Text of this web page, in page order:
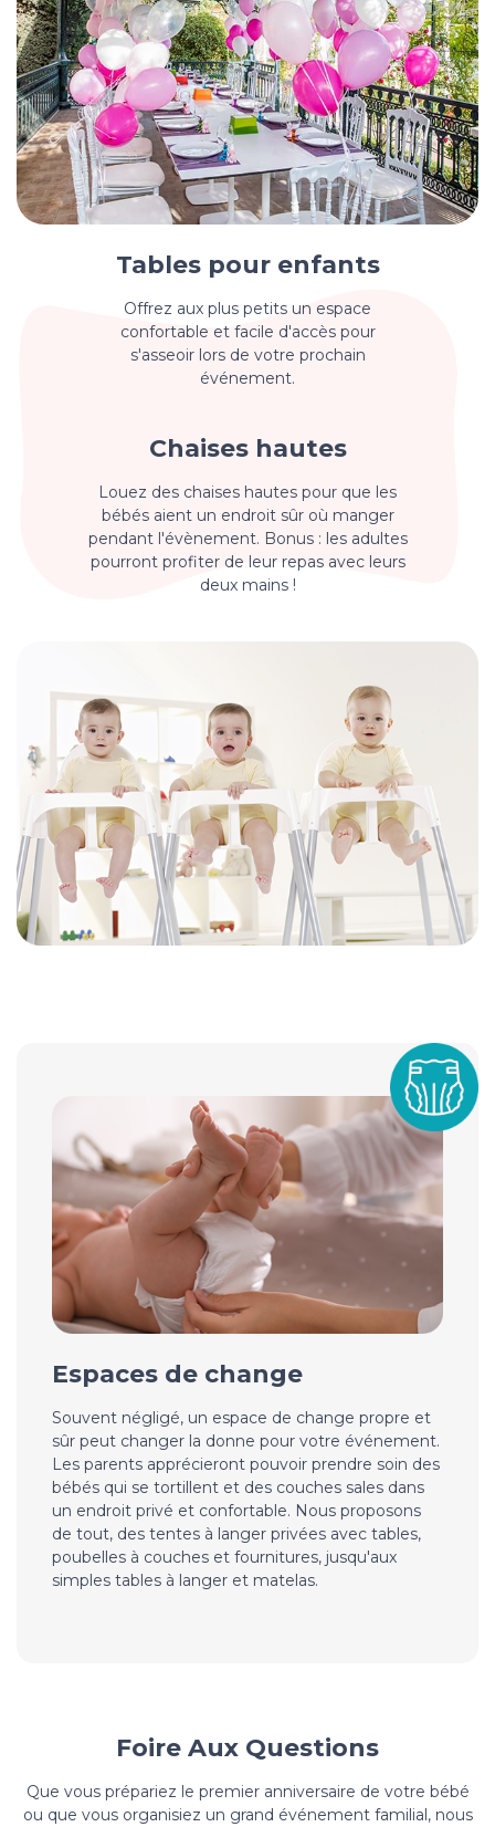
Tables pour enfants
Offrez aux plus petits un espace
confortable et facile d'accès pour
s'asseoir lors de votre prochain
événement.
Chaises hautes
Louez des chaises hautes pour que les
bébés aient un endroit sûr où manger
pendant l'évènement. Bonus : les adultes
pourront profiter de leur repas avec leurs
deux mains !
Espaces de change
Souvent négligé, un espace de change propre et
sûr peut changer la donne pour votre événement.
Les parents apprécieront pouvoir prendre soin des
bébés qui se tortillent et des couches sales dans
un endroit privé et confortable. Nous proposons
de tout, des tentes à langer privées avec tables,
poubelles à couches et fournitures, jusqu'aux
simples tables à langer et matelas.
Foire Aux Questions
Que vous prépariez le premier anniversaire de votre bébé
ou que vous organisiez un grand événement familial, nous